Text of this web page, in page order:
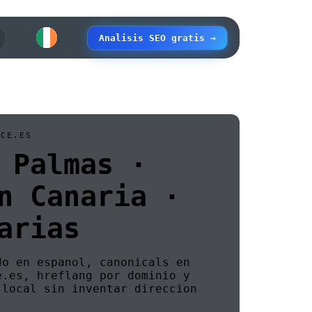
mientras el SEO
que frenan tu
para intencion de compra.
↗
Analisis SEO gratis →
Palmas ·
Canaria ·
en espanol, canonicals en
hreflang por dominio y
local sin inventar direccion